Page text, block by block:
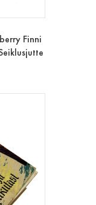
Finni